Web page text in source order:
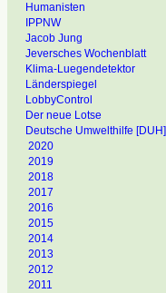
Humanisten
IPPNW
Jacob Jung
Jeversches Wochenblatt
Klima-Luegendetektor
Länderspiegel
LobbyControl
Der neue Lotse
Deutsche Umwelthilfe [DUH]
2020
2019
2018
2017
2016
2015
2014
2013
2012
2011